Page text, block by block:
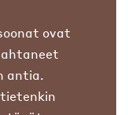
ovat
antia.